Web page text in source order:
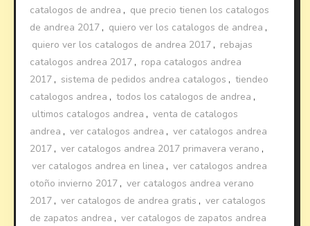
catalogos de andrea , que precio tienen los catalogos
de andrea 2017 , quiero ver los catalogos de andrea ,
quiero ver los catalogos de andrea 2017 , rebajas
catalogos andrea 2017 , ropa catalogos andrea
2017 , sistema de pedidos andrea catalogos , tiendeo
catalogos andrea , todos los catalogos de andrea ,
ultimos catalogos andrea , venta de catalogos
andrea , ver catalogos andrea , ver catalogos andrea
2017 , ver catalogos andrea 2017 primavera verano ,
ver catalogos andrea en linea , ver catalogos andrea
otoño invierno 2017 , ver catalogos andrea verano
2017 , ver catalogos de andrea gratis , ver catalogos
de zapatos andrea , ver catalogos de zapatos andrea